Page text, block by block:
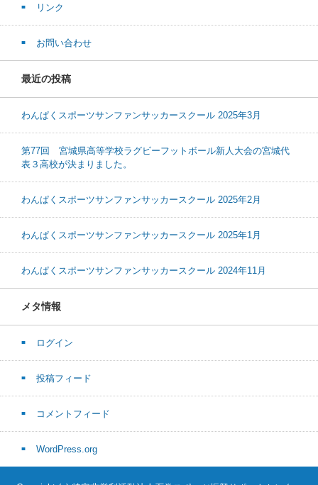
リンク
お問い合わせ
最近の投稿
わんぱくスポーツサンファンサッカースクール 2025年3月
第77回 宮城県高等学校ラグビーフットボール新人大会の宮城代
表３高校が決まりました。
わんぱくスポーツサンファンサッカースクール 2025年2月
わんぱくスポーツサンファンサッカースクール 2025年1月
わんぱくスポーツサンファンサッカースクール 2024年11月
メタ情報
ログイン
投稿フィード
コメントフィード
WordPress.org